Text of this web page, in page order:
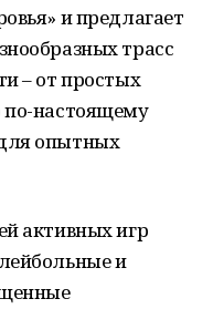
и предлагает
трасс
– от простых
настоящему
опытных
активных игр
и